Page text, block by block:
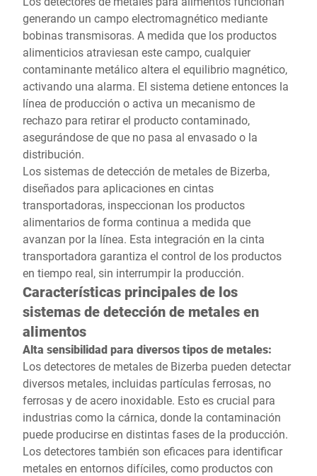
generando un campo electromagnético mediante
bobinas transmisoras. A medida que los productos
alimenticios atraviesan este campo, cualquier
contaminante metálico altera el equilibrio magnético,
activando una alarma. El sistema detiene entonces la
línea de producción o activa un mecanismo de
rechazo para retirar el producto contaminado,
asegurándose de que no pasa al envasado o la
distribución.
Los sistemas de detección de metales de Bizerba,
diseñados para aplicaciones en cintas
transportadoras, inspeccionan los productos
alimentarios de forma continua a medida que
avanzan por la línea. Esta integración en la cinta
transportadora garantiza el control de los productos
en tiempo real, sin interrumpir la producción.
Características principales de los
sistemas de detección de metales en
alimentos
Alta sensibilidad para diversos tipos de metales:
Los detectores de metales de Bizerba pueden detectar
diversos metales, incluidas partículas ferrosas, no
ferrosas y de acero inoxidable. Esto es crucial para
industrias como la cárnica, donde la contaminación
puede producirse en distintas fases de la producción.
Los detectores también son eficaces para identificar
metales en entornos difíciles, como productos con